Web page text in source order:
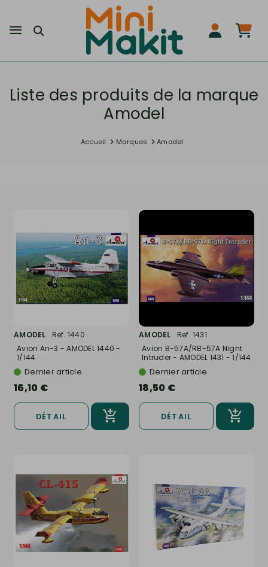
Liste des produits de la marque
Amodel
Accueil Marques Amodel
AMODEL
Ref. 1440
Avion An-3 - AMODEL 1440 -
1/144
Dernier article
16,10 €
DÉTAIL
AMODEL
Ref. 1431
Avion B-57A/RB-57A Night
Intruder - AMODEL 1431 - 1/144
Dernier article
18,50 €
DÉTAIL